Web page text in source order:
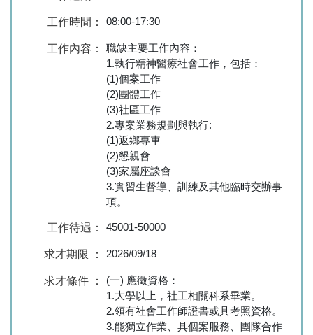
工作時間： 08:00-17:30
工作內容：
職缺主要工作內容：
1.執行精神醫療社會工作，包括：
(1)個案工作
(2)團體工作
(3)社區工作
2.專案業務規劃與執行:
(1)返鄉專車
(2)懇親會
(3)家屬座談會
3.實習生督導、訓練及其他臨時交辦事
項。
工作待遇： 45001-50000
求才期限 ： 2026/09/18
求才條件 ：
(一) 應徵資格：
1.大學以上，社工相關科系畢業。
2.領有社會工作師證書或具考照資格。
3.能獨立作業、具個案服務、團隊合作